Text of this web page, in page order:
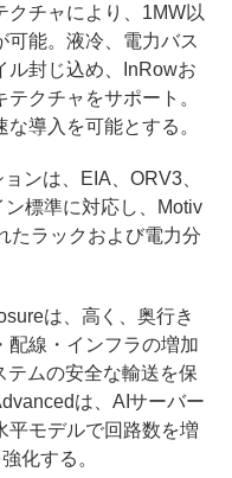
クチャにより、1MW以
可能。液冷、電力バス
ル封じ込め、InRowお
クチャをサポート。
導入を可能とする。
ンは、EIA、ORV3、
標準に対応し、Motiv
たラックおよび電力分
は、高く、奥行き
配線・インフラの増加
テムの安全な輸送を保
は、AIサーバー
平モデルで回路数を増
化する。